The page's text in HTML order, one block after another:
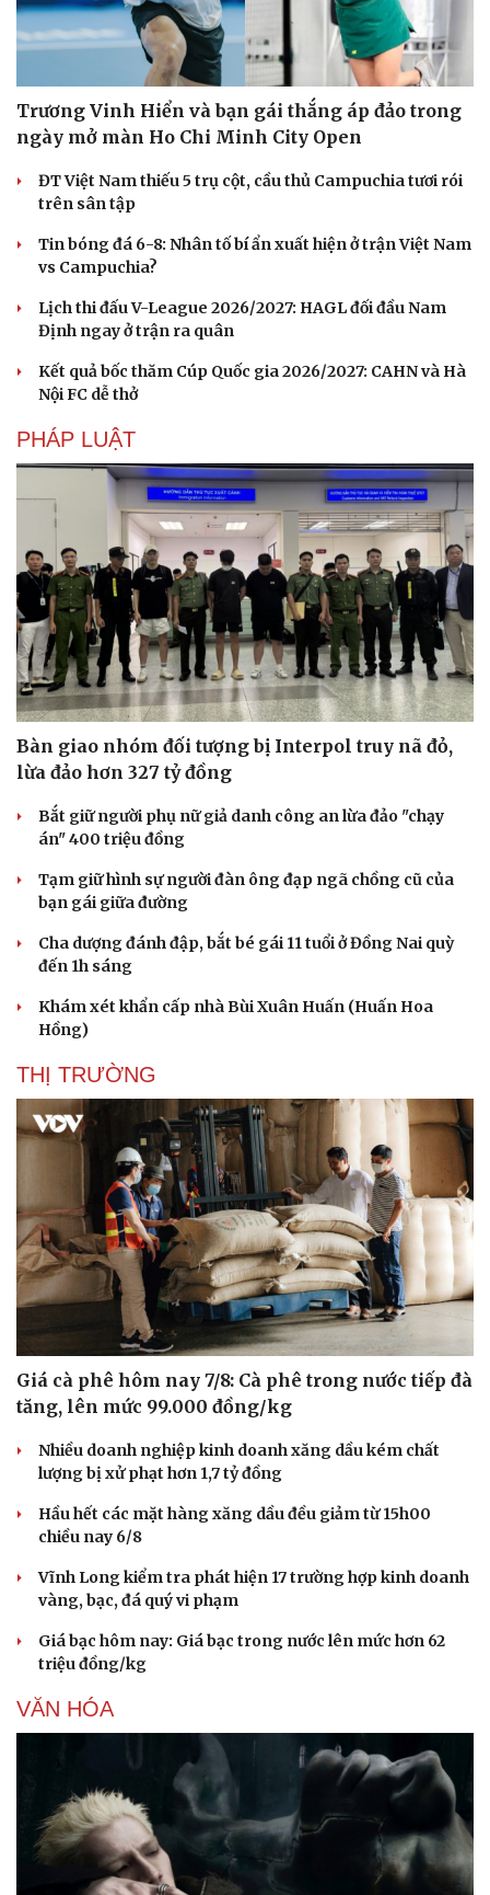
Văn hóa
Sân khấu - Điện ảnh
Văn học
Di sản
Nghệ sĩ
Săn Tour
check-in
Podcast
Câu chuyện thời sự
Đọc truyện đêm khuya
Cửa sổ tình yêu
Kể chuyện cho bé
Hạt giống tâm hồn
Trương Vinh Hiển và bạn gái thắng áp đảo trong
ngày mở màn Ho Chi Minh City Open
ĐT Việt Nam thiếu 5 trụ cột, cầu thủ Campuchia tươi rói
trên sân tập
Tin bóng đá 6-8: Nhân tố bí ẩn xuất hiện ở trận Việt Nam
vs Campuchia?
Lịch thi đấu V-League 2026/2027: HAGL đối đầu Nam
Định ngay ở trận ra quân
Kết quả bốc thăm Cúp Quốc gia 2026/2027: CAHN và Hà
Nội FC dễ thở
PHÁP LUẬT
Bàn giao nhóm đối tượng bị Interpol truy nã đỏ,
lừa đảo hơn 327 tỷ đồng
Bắt giữ người phụ nữ giả danh công an lừa đảo "chạy
án" 400 triệu đồng
Tạm giữ hình sự người đàn ông đạp ngã chồng cũ của
bạn gái giữa đường
Cha dượng đánh đập, bắt bé gái 11 tuổi ở Đồng Nai quỳ
đến 1h sáng
Khám xét khẩn cấp nhà Bùi Xuân Huấn (Huấn Hoa
Hồng)
THỊ TRƯỜNG
Giá cà phê hôm nay 7/8: Cà phê trong nước tiếp đà
tăng, lên mức 99.000 đồng/kg
Nhiều doanh nghiệp kinh doanh xăng dầu kém chất
lượng bị xử phạt hơn 1,7 tỷ đồng
Hầu hết các mặt hàng xăng dầu đều giảm từ 15h00
chiều nay 6/8
Vĩnh Long kiểm tra phát hiện 17 trường hợp kinh doanh
vàng, bạc, đá quý vi phạm
Giá bạc hôm nay: Giá bạc trong nước lên mức hơn 62
triệu đồng/kg
VĂN HÓA